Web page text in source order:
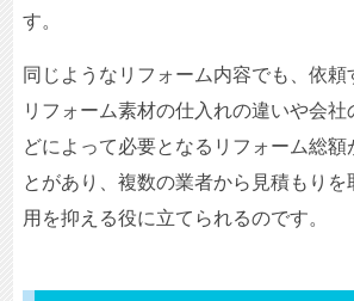
す。
同じようなリフォーム内容でも、依頼
リフォーム素材の仕入れの違いや会社
どによって必要となるリフォーム総額
とがあり、複数の業者から見積もり
用を抑える役に立てられるのです。